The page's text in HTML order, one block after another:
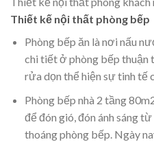
Thiết kế nội thất phòng bếp
Phòng bếp ăn là nơi nấu
chi tiết ở phòng bếp thuận
rửa dọn thể hiện sự tinh tế
Phòng bếp nhà 2 tầng
để đón gió, đón ánh sáng
thoáng phòng bếp. Ngày